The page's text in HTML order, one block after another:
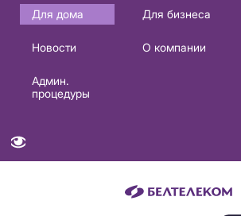
Основная
навигация
Для дома Для бизнеса
Новости
О компании
Админ.
процедуры